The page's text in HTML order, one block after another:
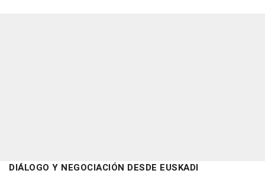
DIÁLOGO Y NEGOCIACIÓN DESDE EUSKADI